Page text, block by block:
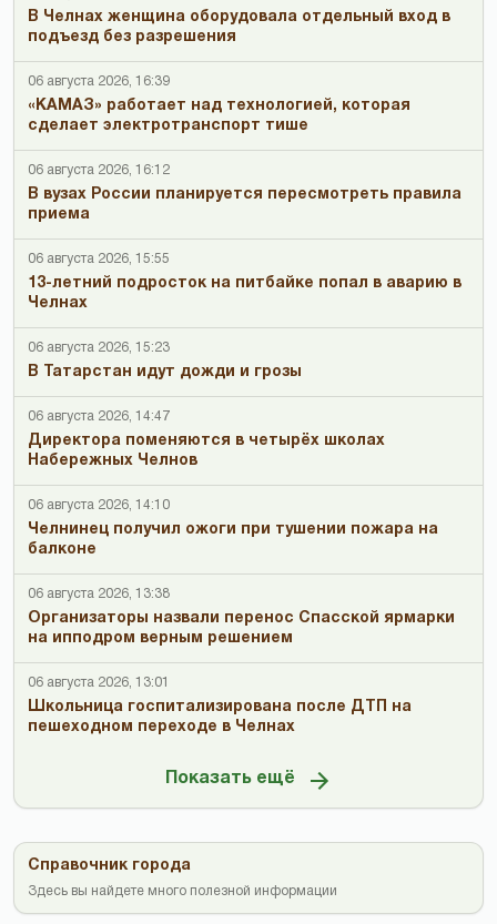
В Челнах женщина оборудовала отдельный вход в
подъезд без разрешения
06 августа 2026, 16:39
«КАМАЗ» работает над технологией, которая
сделает электротранспорт тише
06 августа 2026, 16:12
В вузах России планируется пересмотреть правила
приема
06 августа 2026, 15:55
13-летний подросток на питбайке попал в аварию в
Челнах
06 августа 2026, 15:23
В Татарстан идут дожди и грозы
06 августа 2026, 14:47
Директора поменяются в четырёх школах
Набережных Челнов
06 августа 2026, 14:10
Челнинец получил ожоги при тушении пожара на
балконе
06 августа 2026, 13:38
Организаторы назвали перенос Спасской ярмарки
на ипподром верным решением
06 августа 2026, 13:01
Школьница госпитализирована после ДТП на
пешеходном переходе в Челнах
Показать ещё
Справочник города
Здесь вы найдете много полезной информации